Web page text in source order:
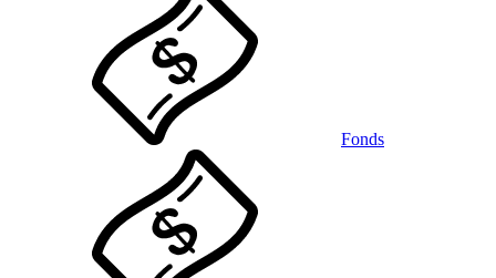
Fonds